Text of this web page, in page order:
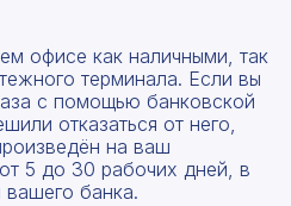
офисе как наличными, так
терминала. Если вы
с помощью банковской
отказаться от него,
на ваш
5 до 30 рабочих дней, в
вашего банка.